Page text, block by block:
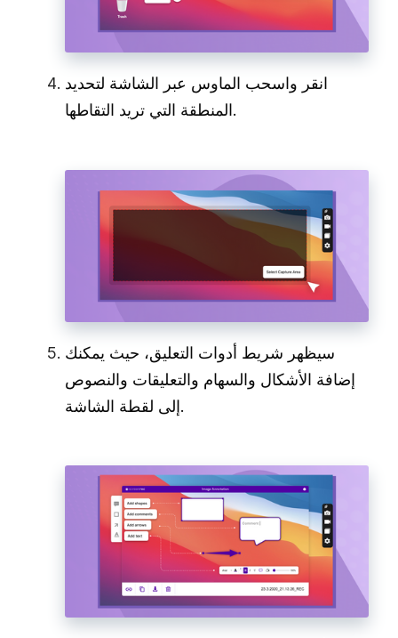
انقر واسحب الماوس عبر الشاشة لتحديد
المنطقة التي تريد التقاطها.
سيظهر شريط أدوات التعليق، حيث يمكنك
إضافة الأشكال والسهام والتعليقات والنصوص
إلى لقطة الشاشة.